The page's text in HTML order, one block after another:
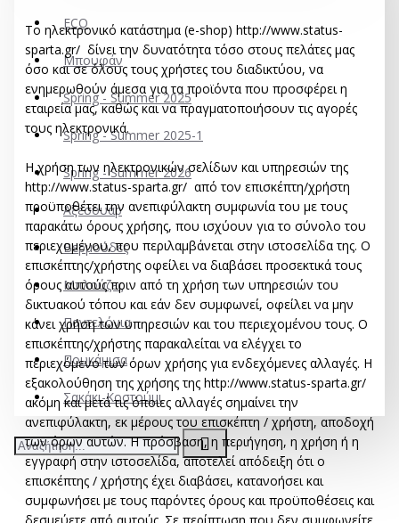
ECO
Mπουφάν
Spring - Summer 2025
Spring - Summer 2025-1
Spring - Summer 2026
Αξεσουάρ
Βερμούδες
Μπλούζες
Παντελόνια
Πουκάμισα
Σακάκι-Κοστούμι
Το ηλεκτρονικό κατάστημα (e-shop) http://www.status-
sparta.gr/ δίνει την δυνατότητα τόσο στους πελάτες μας
όσο και σε όλους τους χρήστες του διαδικτύου, να
ενημερωθούν άμεσα για τα προϊόντα που προσφέρει η
εταιρεία μας, καθώς και να πραγματοποιήσουν τις αγορές
τους ηλεκτρονικά.
Η χρήση των ηλεκτρονικών σελίδων και υπηρεσιών της
http://www.status-sparta.gr/ από τον επισκέπτη/χρήστη
προϋποθέτει την ανεπιφύλακτη συμφωνία του με τους
παρακάτω όρους χρήσης, που ισχύουν για το σύνολο του
περιεχομένου, που περιλαμβάνεται στην ιστοσελίδα της. O
επισκέπτης/χρήστης οφείλει να διαβάσει προσεκτικά τους
όρους αυτούς πριν από τη χρήση των υπηρεσιών του
δικτυακού τόπου και εάν δεν συμφωνεί, οφείλει να μην
κάνει χρήση των υπηρεσιών και του περιεχομένου τους. Ο
επισκέπτης/χρήστης παρακαλείται να ελέγχει το
περιεχόμενο των όρων χρήσης για ενδεχόμενες αλλαγές. Η
εξακολούθηση της χρήσης της http://www.status-sparta.gr/
ακόμη και μετά τις όποιες αλλαγές σημαίνει την
ανεπιφύλακτη, εκ μέρους του επισκέπτη / χρήστη, αποδοχή
των όρων αυτών. Η πρόσβαση, η περιήγηση, η χρήση ή η
εγγραφή στην ιστοσελίδα, αποτελεί απόδειξη ότι ο
επισκέπτης / χρήστης έχει διαβάσει, κατανοήσει και
συμφωνήσει με τους παρόντες όρους και προϋποθέσεις και